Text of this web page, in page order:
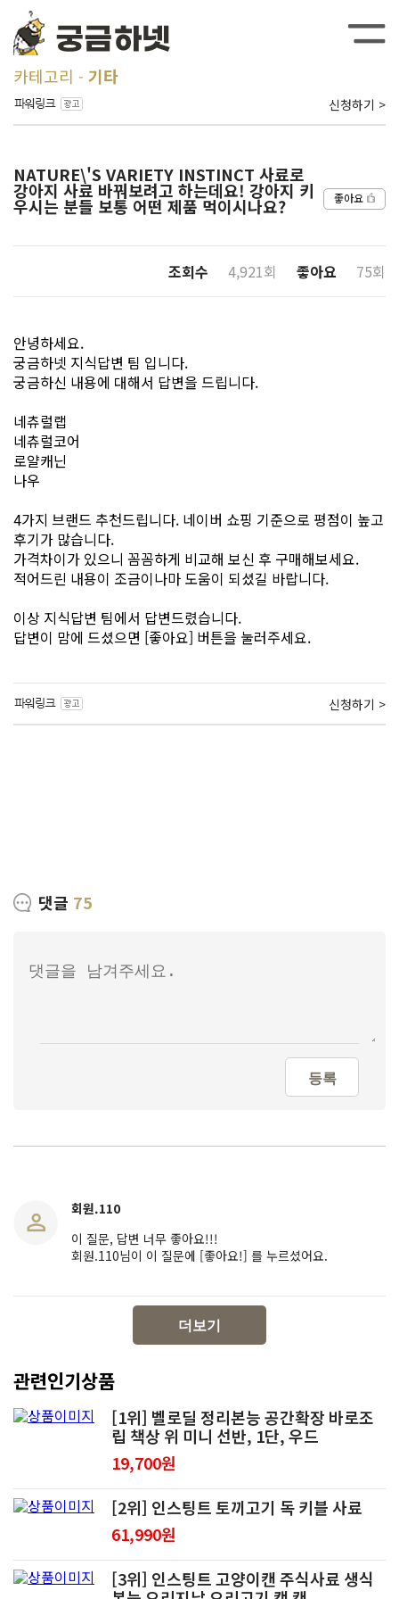
카테고리 기타
신청하기 >
NATURE\'S VARIETY INSTINCT 사료로
강아지 사료 바꿔보려고 하는데요! 강아지 키
우시는 분들 보통 어떤 제품 먹이시나요? 좋아요
조회수 4,921회 좋아요 75회
안녕하세요.
궁금하넷 지식답변 팀 입니다.
궁금하신 내용에 대해서 답변을 드립니다.
네츄럴랩
네츄럴코어
로얄캐닌
나우
4가지 브랜드 추천드립니다. 네이버 쇼핑 기준으로 평점이 높고
후기가 많습니다.
가격차이가 있으니 꼼꼼하게 비교해 보신 후 구매해보세요.
적어드린 내용이 조금이나마 도움이 되셨길 바랍니다.
이상 지식답변 팀에서 답변드렸습니다.
답변이 맘에 드셨으면 [좋아요] 버튼을 눌러주세요.
신청하기 >
댓글 75
등록
회원.110
이 질문, 답변 너무 좋아요!!!
회원.110님이 이 질문에 [좋아요!] 를 누르셨어요.
더보기
관련인기상품
[1위] 벨로딜 정리본능 공간확장 바로조
립 책상 위 미니 선반, 1단, 우드
19,700원
[2위] 인스팅트 토끼고기 독 키블 사료
61,990원
[3위] 인스팅트 고양이캔 주식사료 생식